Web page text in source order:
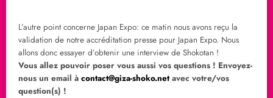
L’autre point concerne Japan Expo: ce matin nous avons reçu la
validation de notre accréditation presse pour Japan Expo. Nous
allons donc essayer d’obtenir une interview de Shokotan !
Vous allez pouvoir poser vous aussi vos questions ! Envoyez-
nous un email à contact@giza-shoko.netavec votre/vos
question(s) !